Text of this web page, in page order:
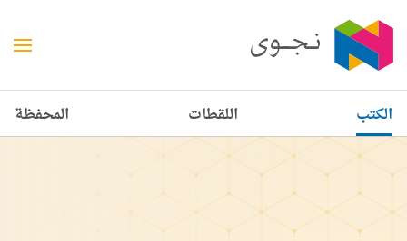
الكتب اللقطات المحفظة